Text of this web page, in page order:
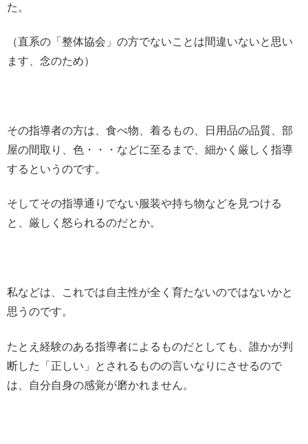
た。
（直系の「整体協会」の方でないことは間違いないと思い
ます、念のため）
その指導者の方は、食べ物、着るもの、日用品の品質、部
屋の間取り、色・・・などに至るまで、細かく厳しく指導
するというのです。
そしてその指導通りでない服装や持ち物などを見つける
と、厳しく怒られるのだとか。
私などは、これでは自主性が全く育たないのではないかと
思うのです。
たとえ経験のある指導者によるものだとしても、誰かが判
断した「正しい」とされるものの言いなりにさせるので
は、自分自身の感覚が磨かれません。